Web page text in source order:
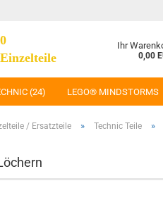
Ihr
0,00
(24) LEGO® MINDSTORMS
/ Ersatzteile » Technic Teile »